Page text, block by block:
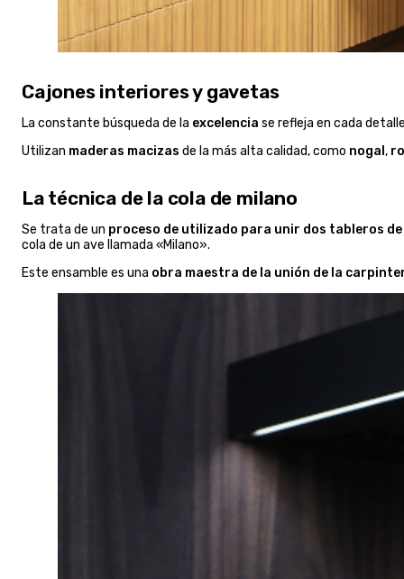
Cajones interiores y gavetas
La constante búsqueda de la excelencia se refleja en cada
Utilizan maderas macizas de la más alta calidad, como nogal ,
La técnica de la cola de milano
Se trata de un proceso de utilizado para unir dos tableros
cola de un ave llamada «Milano».
Este ensamble es una obra maestra de la unión de la